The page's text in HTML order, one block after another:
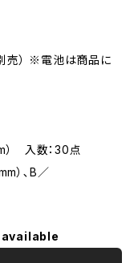
売） ※電池は商品に
） 入数：30点
）､B／